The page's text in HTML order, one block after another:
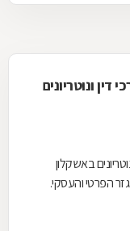
ונוטריונים
באשקלון
הפרטי והעסקי.